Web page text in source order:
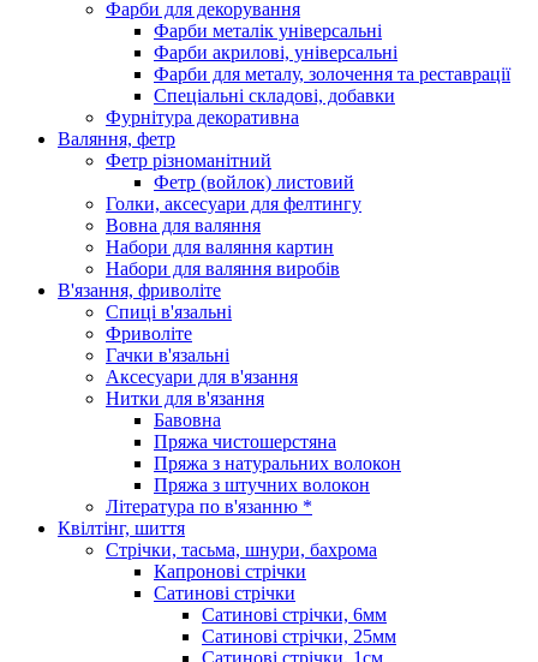
Фарби для декорування
Фарби металік універсальні
Фарби акрилові, універсальні
Фарби для металу, золочення та реставрації
Спеціальні складові, добавки
Фурнітура декоративна
Валяння, фетр
Фетр різноманітний
Фетр (войлок) листовий
Голки, аксесуари для фелтингу
Вовна для валяння
Набори для валяння картин
Набори для валяння виробів
В'язання, фриволіте
Спиці в'язальні
Фриволіте
Гачки в'язальні
Аксесуари для в'язання
Нитки для в'язання
Бавовна
Пряжа чистошерстяна
Пряжа з натуральних волокон
Пряжа з штучних волокон
Література по в'язанню *
Квілтінг, шиття
Стрічки, тасьма, шнури, бахрома
Капронові стрічки
Сатинові стрічки
Сатинові стрічки, 6мм
Сатинові стрічки, 25мм
Сатинові стрічки, 1см